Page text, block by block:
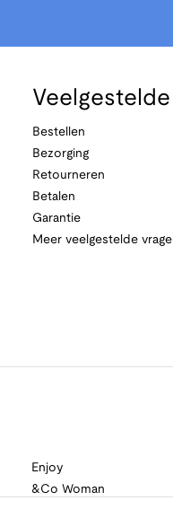
Bestellen
Bezorging
Retourneren
Betalen
Garantie
Meer veelgestelde
Enjoy
&Co Woman